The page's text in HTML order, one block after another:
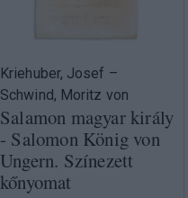
Kriehuber, Josef –
Schwind, Moritz von
Salamon magyar király
- Salomon König von
Ungern. Színezett
kőnyomat